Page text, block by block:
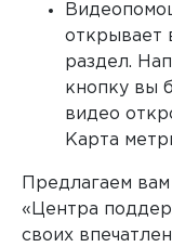
открывает
раздел.
кнопку вы
видео
Карта
Предлагаем
«Центра
своих